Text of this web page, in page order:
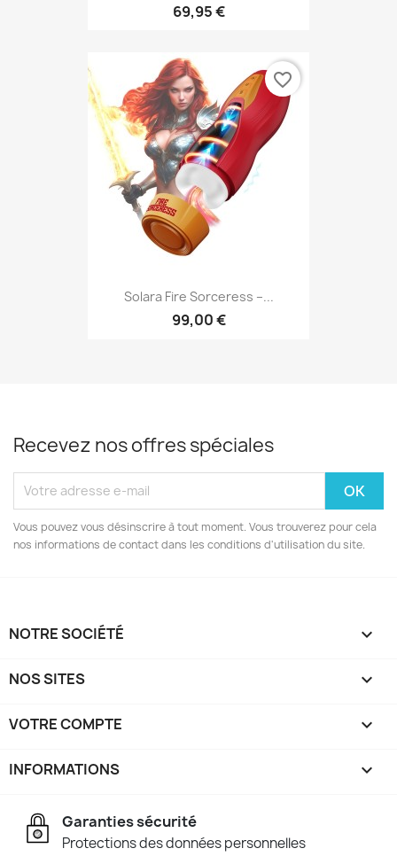
69,95 €
Solara Fire Sorceress –...
99,00 €
favorite_border
Recevez nos offres spéciales
Vous pouvez vous désinscrire à tout moment. Vous trouverez pour cela
nos informations de contact dans les conditions d'utilisation du site.
NOTRE SOCIÉTÉ 
NOS SITES 
VOTRE COMPTE 
INFORMATIONS keyboard_arrow_down
Garanties sécurité
Protections des données personnelles